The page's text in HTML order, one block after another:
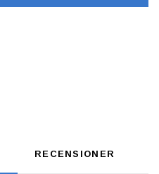
RECENSIONER